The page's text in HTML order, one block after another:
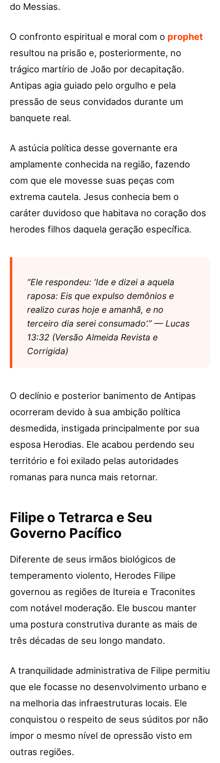
do Messias.
O confronto espiritual e moral com o prophet
resultou na prisão e, posteriormente, no
trágico martírio de João por decapitação.
Antipas agia guiado pelo orgulho e pela
pressão de seus convidados durante um
banquete real.
A astúcia política desse governante era
amplamente conhecida na região, fazendo
com que ele movesse suas peças com
extrema cautela. Jesus conhecia bem o
caráter duvidoso que habitava no coração dos
herodes filhos daquela geração específica.
“Ele respondeu: ‘Ide e dizei a aquela
raposa: Eis que expulso demônios e
realizo curas hoje e amanhã, e no
terceiro dia serei consumado’.” — Lucas
13:32 (Versão Almeida Revista e
Corrigida)
O declínio e posterior banimento de Antipas
ocorreram devido à sua ambição política
desmedida, instigada principalmente por sua
esposa Herodias. Ele acabou perdendo seu
território e foi exilado pelas autoridades
romanas para nunca mais retornar.
Filipe o Tetrarca e Seu
Governo Pacífico
Diferente de seus irmãos biológicos de
temperamento violento, Herodes Filipe
governou as regiões de Itureia e Traconites
com notável moderação. Ele buscou manter
uma postura construtiva durante as mais de
três décadas de seu longo mandato.
A tranquilidade administrativa de Filipe permitiu
que ele focasse no desenvolvimento urbano e
na melhoria das infraestruturas locais. Ele
conquistou o respeito de seus súditos por não
impor o mesmo nível de opressão visto em
outras regiões.